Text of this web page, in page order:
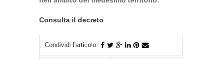
Consulta il decreto
Condividi l'articolo: